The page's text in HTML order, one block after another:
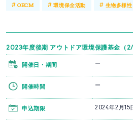
#OECM #環境保全活動 # 生物多様性
2023年度後期 アウトドア環境保護基金（2/
開催日・期間 ー
開催時間 ー
申込期限 2024年2月15